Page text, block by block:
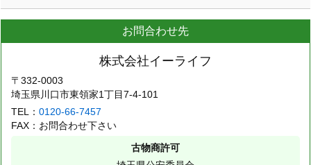
お問合わせ先
株式会社イーライフ
〒332-0003
埼玉県川口市東領家1丁目7-4-101
TEL：0120-66-7457
FAX：お問合わせ下さい
古物商許可